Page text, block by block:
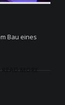
Bau eines
READ MORE